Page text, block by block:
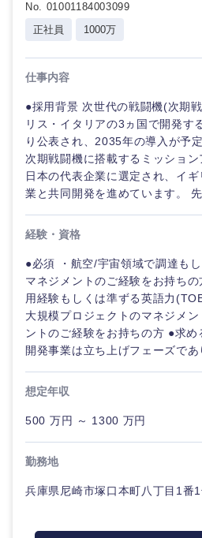
ご希望の職種を選択し
経営企
画・事業
企画
経営ボー
ド
管理
SCM
すべての
画
ご希望の職種を選択し
経営企画・事業企画
経営ボード
管理
SCM
人事
ご希望の業界を選択し
商社・卸
エネルギー・資源・環境
素材・化学・金属
ご希望の勤務地を選択
北海道・東北地方
北海道
秋田県
宮城県
福島県
ご希望条件を入力くだ
希望年収
推奨年齢
20代
フリーワード
No. 01001184003099
正社員
1000万
仕事内容
●採用背景 次世代の戦闘機(次期
リス・イタリアの3ヵ国で開発す
り公表され、2035年の導入が予
次期戦闘機に搭載するミッショ
日本の代表企業に選定され、イ
業と共同開発を進めています。
経験・資格
●必須 ・航空/宇宙領域で調達も
マネジメントのご経験をお持ち
用経験もしくは準ずる英語力
大規模プロジェクトのマネジメ
ントのご経験をお持ちの方 ●求
開発事業は立ち上げフェーズであ
想定年収
500 万円 ～ 1300 万円
勤務地
兵庫県尼崎市塚口本町八丁目1番